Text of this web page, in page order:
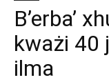
B’erba’
kważi 40
ilma